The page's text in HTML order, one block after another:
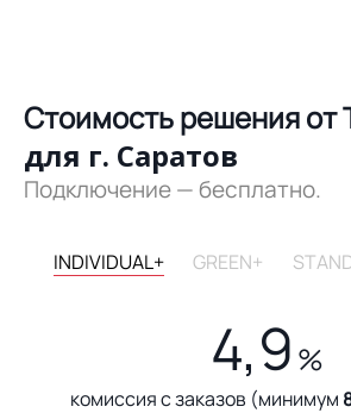
Стоимость решения от
для г. Саратов
Подключение — бесплатно.
INDIVIDUAL+ GREEN+
4,9 %
комиссия с заказов (минимум